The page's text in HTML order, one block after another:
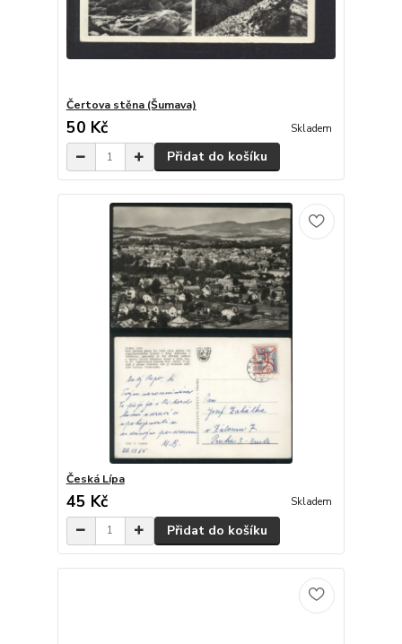
Čertova stěna (Šumava)
50 Kč Skladem
Přidat do košíku
Česká Lípa
45 Kč Skladem
Přidat do košíku